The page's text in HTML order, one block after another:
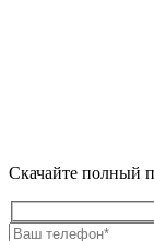
Скачайте полный